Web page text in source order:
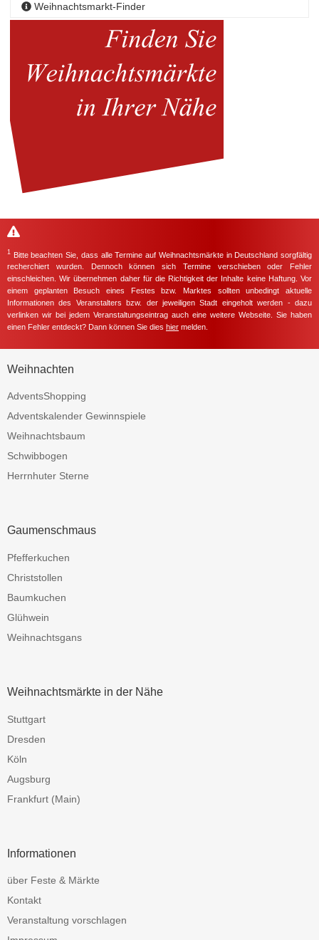
Weihnachtsmarkt-Finder
1
Bitte beachten Sie, dass alle Termine auf Weihnachtsmärkte in Deutschland sorgfältig
recherchiert wurden. Dennoch können sich Termine verschieben oder Fehler
einschleichen. Wir übernehmen daher für die Richtigkeit der Inhalte keine Haftung. Vor
einem geplanten Besuch eines Festes bzw. Marktes sollten unbedingt aktuelle
Informationen des Veranstalters bzw. der jeweiligen Stadt eingeholt werden - dazu
verlinken wir bei jedem Veranstaltungseintrag auch eine weitere Webseite. Sie haben
einen Fehler entdeckt? Dann können Sie dies hier melden.
Weihnachten
AdventsShopping
Adventskalender Gewinnspiele
Weihnachtsbaum
Schwibbogen
Herrnhuter Sterne
Gaumenschmaus
Pfefferkuchen
Christstollen
Baumkuchen
Glühwein
Weihnachtsgans
Weihnachtsmärkte in der Nähe
Stuttgart
Dresden
Köln
Augsburg
Frankfurt (Main)
Informationen
über Feste & Märkte
Kontakt
Veranstaltung vorschlagen